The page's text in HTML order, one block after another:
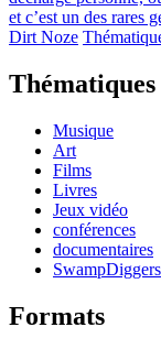
et c’est un des rares
Dirt Noze
Thématiques
Musique
Art
Films
Livres
Jeux vidéo
conférences
documentaires
SwampDiggers
Formats